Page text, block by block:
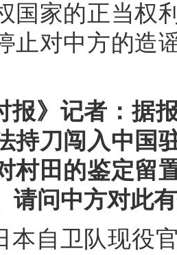
国家的正当权
止对中方的造
报》记者：据
持刀闯入中国
村田的鉴定留
请问中方对此
本自卫队现役